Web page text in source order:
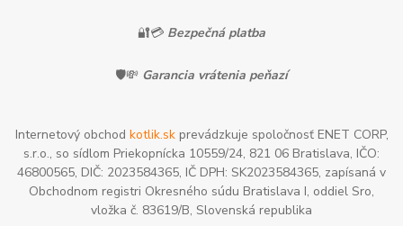
🔐💳 Bezpečná platba
🛡️💸 Garancia vrátenia peňazí
Internetový obchod kotlik.skprevádzkuje spoločnosť ENET CORP,
s.r.o., so sídlom Priekopnícka 10559/24, 821 06 Bratislava, IČO:
46800565, DIČ: 2023584365, IČ DPH: SK2023584365, zapísaná v
Obchodnom registri Okresného súdu Bratislava I, oddiel Sro,
vložka č. 83619/B, Slovenská republika